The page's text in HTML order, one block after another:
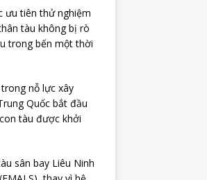
ưu tiên thử nghiệm
tàu không bị rò
trong bến một thời
nỗ lực xây
Quốc bắt đầu
tàu được khởi
sân bay Liêu Ninh